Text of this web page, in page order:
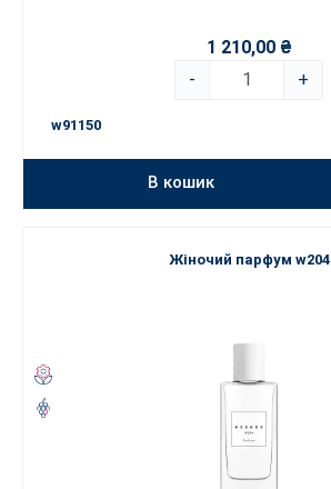
1 210,00 ₴
-
+
w91150
В кошик
Жіночий парфум w204